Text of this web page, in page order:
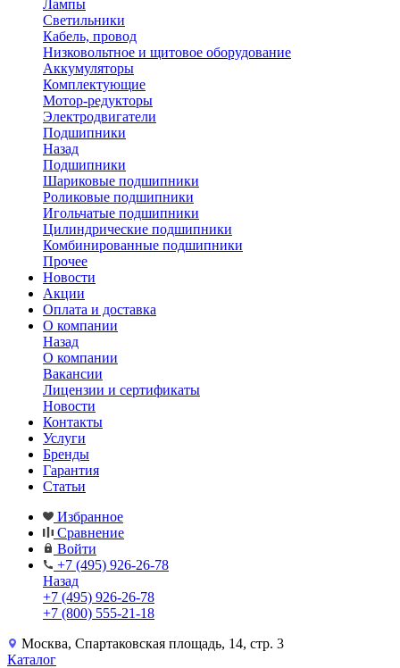
Лампы
Светильники
Кабель, провод
Низковольтное и щитовое оборудование
Аккумуляторы
Комплектующие
Мотор-редукторы
Электродвигатели
Подшипники
Назад
Подшипники
Шариковые подшипники
Роликовые подшипники
Игольчатые подшипники
Цилиндрические подшипники
Комбинированные подшипники
Прочее
Новости
Акции
Оплата и доставка
О компании
Назад
О компании
Вакансии
Лицензии и сертификаты
Новости
Контакты
Услуги
Бренды
Гарантия
Статьи
Избранное
Сравнение
Войти
+7 (495) 926-26-78
Назад
+7 (495) 926-26-78
+7 (800) 555-21-18
Москва, Спартаковская площадь, 14, стр. 3
Каталог